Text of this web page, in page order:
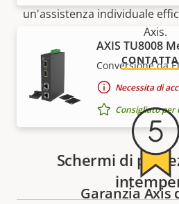
AXIS TU8008
Conversione da
Necessita di
Consigliato per
Schermi di
un'assistenza individuale
Axis.
Garanzia Axis